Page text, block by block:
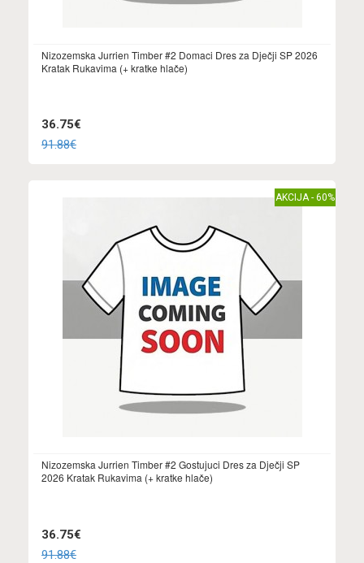
Nizozemska Jurrien Timber #2 Domaci Dres za Dječji SP 2026
Kratak Rukavima (+ kratke hlače)
36.75€
91.88€
AKCIJA - 60%
Nizozemska Jurrien Timber #2 Gostujuci Dres za Dječji SP
2026 Kratak Rukavima (+ kratke hlače)
36.75€
91.88€